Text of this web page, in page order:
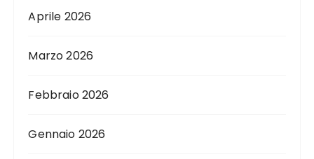
Aprile 2026
Marzo 2026
Febbraio 2026
Gennaio 2026